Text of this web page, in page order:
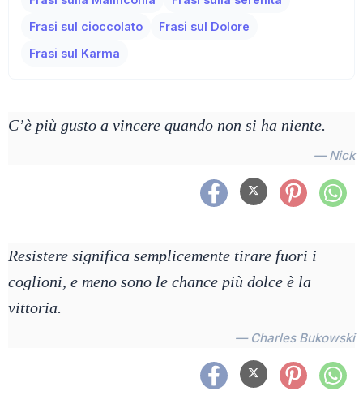
Frasi sul cioccolato
Frasi sul Dolore
Frasi sul Karma
C’è più gusto a vincere quando non si ha niente.
— Nick
Resistere significa semplicemente tirare fuori i
coglioni, e meno sono le chance più dolce è la
vittoria.
— Charles Bukowski